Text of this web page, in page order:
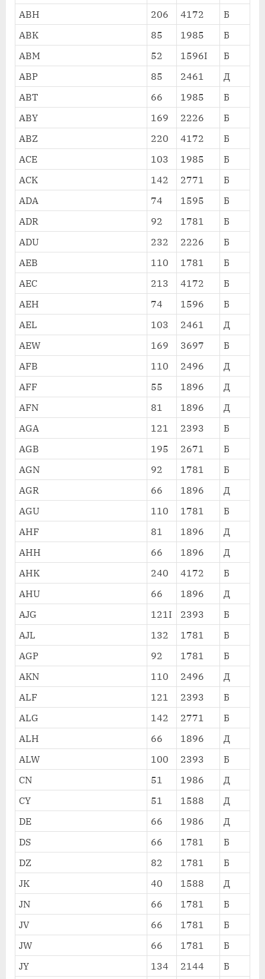
ABH
206 4172
Б
ABK
85 1985
Б
ABM
52 1596I
Б
ABP
85 2461
Д
ABT
66 1985
Б
ABY
169 2226
Б
ABZ
220 4172
Б
ACE
103 1985
Б
ACK
142 2771
Б
ADA
74 1595
Б
ADR
92 1781
Б
ADU
232 2226
Б
AEB
110 1781
Б
AEC
213 4172
Б
AEH
74 1596
Б
AEL
103 2461
Д
AEW
169 3697
Б
AFB
110 2496
Д
AFF
55 1896
Д
AFN
81 1896
Д
AGA
121 2393
Б
AGB
195 2671
Б
AGN
92 1781
Б
AGR
66 1896
Д
AGU
110 1781
Б
AHF
81 1896
Д
AHH
66 1896
Д
AHK
240 4172
Б
AHU
66 1896
Д
AJG
121I 2393
Б
AJL
132 1781
Б
AGP
92 1781
Б
AKN
110 2496
Д
ALF
121 2393
Б
ALG
142 2771
Б
ALH
66 1896
Д
ALW
100 2393
Б
CN
51 1986
Д
CY
51 1588
Д
DE
66 1986
Д
DS
66 1781
Б
DZ
82 1781
Б
JK
40 1588
Д
JN
66 1781
Б
JV
66 1781
Б
JW
66 1781
Б
JY
134 2144 Б